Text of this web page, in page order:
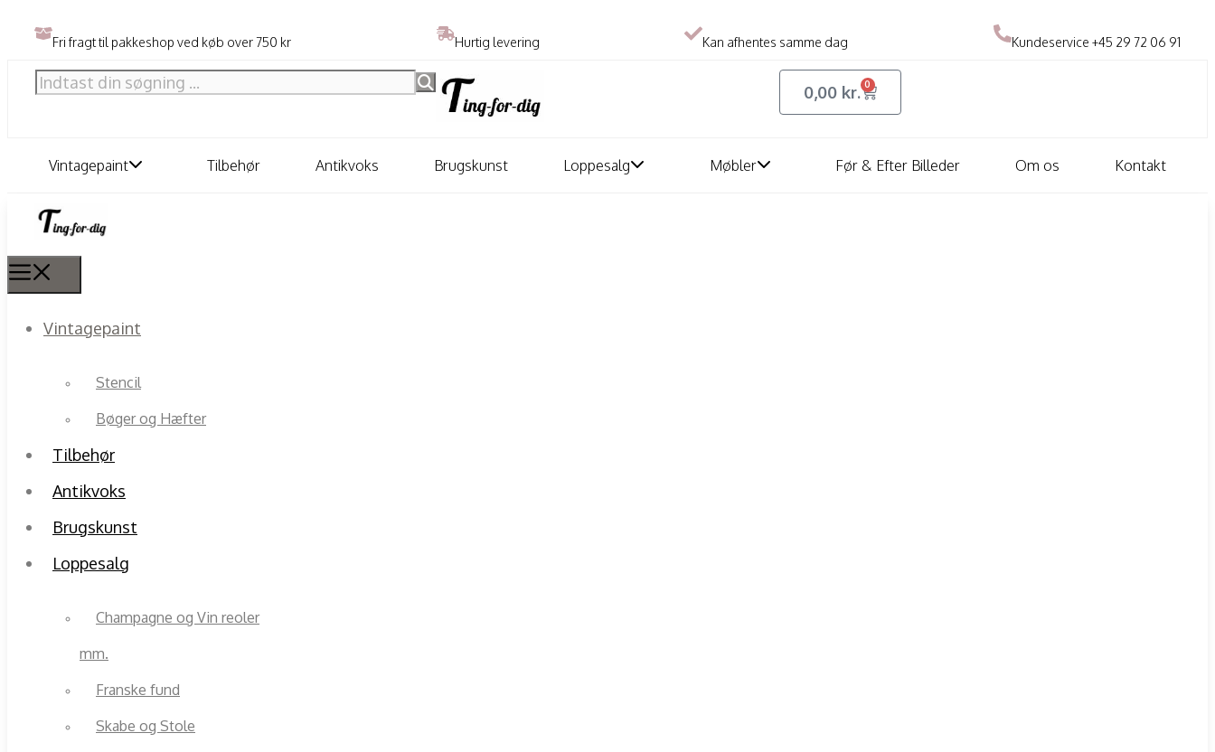
Fri fragt til pakkeshop ved køb over 750 kr Hurtig levering Kan afhentes samme dag Kundeservice +45 29 72 06 91
0,00 kr. 0
Vintagepaint Tilbehør Antikvoks Brugskunst Loppesalg Møbler Før & Efter Billeder Om os Kontakt
Vintagepaint
Stencil
Bøger og Hæfter
Tilbehør
Antikvoks
Brugskunst
Loppesalg
Champagne og Vin reoler
mm.
Franske fund
Skabe og Stole